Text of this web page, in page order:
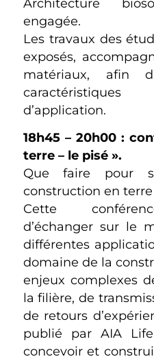
Architecture
engagée.
Les travaux des
exposés,
matériaux, afin
d’application.
18h45 – 20h00 :
terre – le pisé ».
Que faire pour
construction en terre
Cette
d’échanger sur le
différentes
domaine de la
enjeux complexes
la filière, de
de retours
publié par AIA
concevoir et